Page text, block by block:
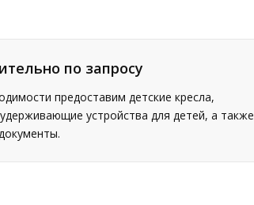
по запросу
предоставим детские кресла,
устройства для детей, а также